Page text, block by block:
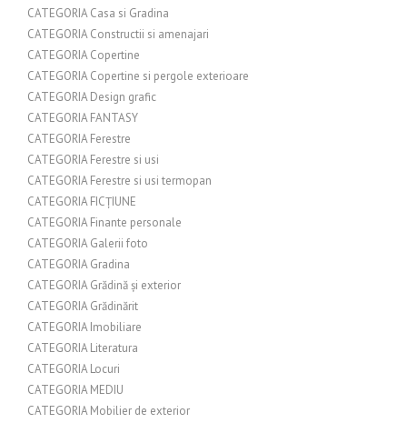
CATEGORIA Casa si Gradina
CATEGORIA Constructii si amenajari
CATEGORIA Copertine
CATEGORIA Copertine si pergole exterioare
CATEGORIA Design grafic
CATEGORIA FANTASY
CATEGORIA Ferestre
CATEGORIA Ferestre si usi
CATEGORIA Ferestre si usi termopan
CATEGORIA FICȚIUNE
CATEGORIA Finante personale
CATEGORIA Galerii foto
CATEGORIA Gradina
CATEGORIA Grădină și exterior
CATEGORIA Grădinărit
CATEGORIA Imobiliare
CATEGORIA Literatura
CATEGORIA Locuri
CATEGORIA MEDIU
CATEGORIA Mobilier de exterior